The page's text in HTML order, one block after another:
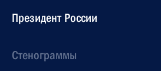
Президент России
Стенограммы